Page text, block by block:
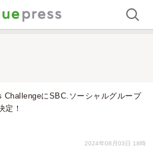
ChallengeにSBC.ソーシャルグループ
定！
2024年08月03日 18時